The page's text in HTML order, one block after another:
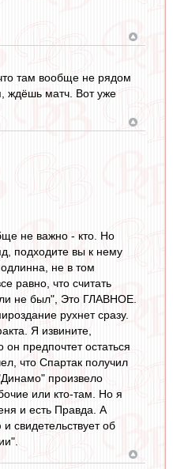
там вообще не рядом
ждёшь матч. Вот уже
не важно - кто. Но
подходите вы к нему
не в том
равно, что считать
не был", Это ГЛАВНОЕ.
рухнет сразу.
Я извините,
предпочтет остаться
что Спартак получил
произвело
или кто-там. Но я
и есть Правда. А
свидетельствует об